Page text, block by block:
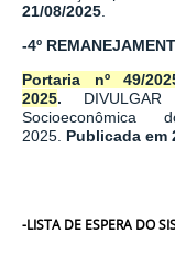
21/08/2025
-4º
Portaria nº 49/
2025.
2025. Publicada em
-LISTA DE ESPERA DO